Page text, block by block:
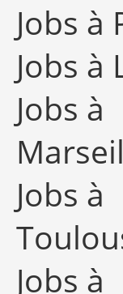
Jobs à
Jobs à
Jobs à
Jobs à
Jobs à